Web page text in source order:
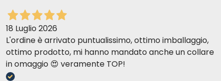
18 Luglio 2026
L'ordine è arrivato puntualissimo, ottimo imballaggio,
ottimo prodotto, mi hanno mandato anche un collare
in omaggio 😍 veramente TOP!